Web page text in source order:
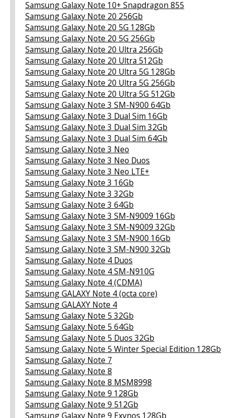
Samsung Galaxy Note 10+ Snapdragon 855
Samsung Galaxy Note 20 256Gb
Samsung Galaxy Note 20 5G 128Gb
Samsung Galaxy Note 20 5G 256Gb
Samsung Galaxy Note 20 Ultra 256Gb
Samsung Galaxy Note 20 Ultra 512Gb
Samsung Galaxy Note 20 Ultra 5G 128Gb
Samsung Galaxy Note 20 Ultra 5G 256Gb
Samsung Galaxy Note 20 Ultra 5G 512Gb
Samsung Galaxy Note 3 SM-N900 64Gb
Samsung Galaxy Note 3 Dual Sim 16Gb
Samsung Galaxy Note 3 Dual Sim 32Gb
Samsung Galaxy Note 3 Dual Sim 64Gb
Samsung Galaxy Note 3 Neo
Samsung Galaxy Note 3 Neo Duos
Samsung Galaxy Note 3 Neo LTE+
Samsung Galaxy Note 3 16Gb
Samsung Galaxy Note 3 32Gb
Samsung Galaxy Note 3 64Gb
Samsung Galaxy Note 3 SM-N9009 16Gb
Samsung Galaxy Note 3 SM-N9009 32Gb
Samsung Galaxy Note 3 SM-N900 16Gb
Samsung Galaxy Note 3 SM-N900 32Gb
Samsung Galaxy Note 4 Duos
Samsung Galaxy Note 4 SM-N910G
Samsung Galaxy Note 4 (CDMA)
Samsung GALAXY Note 4 (octa core)
Samsung GALAXY Note 4
Samsung Galaxy Note 5 32Gb
Samsung Galaxy Note 5 64Gb
Samsung Galaxy Note 5 Duos 32Gb
Samsung Galaxy Note 5 Winter Special Edition 128Gb
Samsung Galaxy Note 7
Samsung Galaxy Note 8
Samsung Galaxy Note 8 MSM8998
Samsung Galaxy Note 9 128Gb
Samsung Galaxy Note 9 512Gb
Samsung Galaxy Note 9 Exynos 128Gb